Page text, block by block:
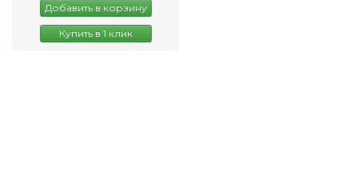
Добавить в корзину
Купить в 1 клик